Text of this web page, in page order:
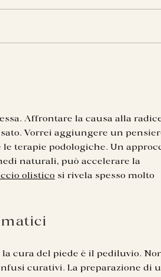
Affrontare la causa alla
Vorrei aggiungere un
terapie podologiche. Un
naturali, può accelerare la
olistico si rivela spesso molto
cura del piede è il pediluvio.
curativi. La preparazione di